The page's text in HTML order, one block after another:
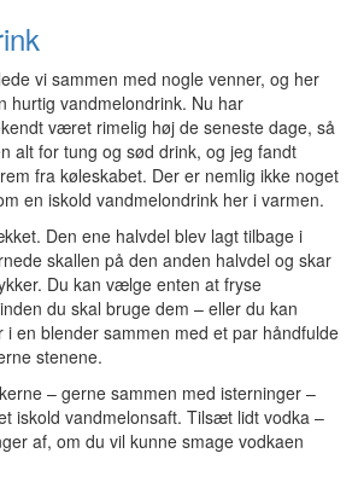
vi sammen med nogle venner, og her
hurtig vandmelondrink. Nu har
været rimelig høj de seneste dage, så
alt for tung og sød drink, og jeg fandt
fra køleskabet. Der er nemlig ikke noget
en iskold vandmelondrink her i varmen.
Den ene halvdel blev lagt tilbage i
skallen på den anden halvdel og skar
Du kan vælge enten at fryse
du skal bruge dem – eller du kan
en blender sammen med et par håndfulde
stenene.
– gerne sammen med isterninger –
iskold vandmelonsaft. Tilsæt lidt vodka –
af, om du vil kunne smage vodkaen